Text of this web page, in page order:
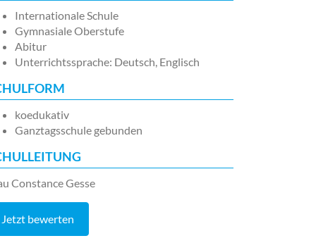
Internationale Schule
Gymnasiale Oberstufe
Abitur
Unterrichtssprache: Deutsch, Englisch
koedukativ
Ganztagsschule gebunden
Constance Gesse
Jetzt bewerten